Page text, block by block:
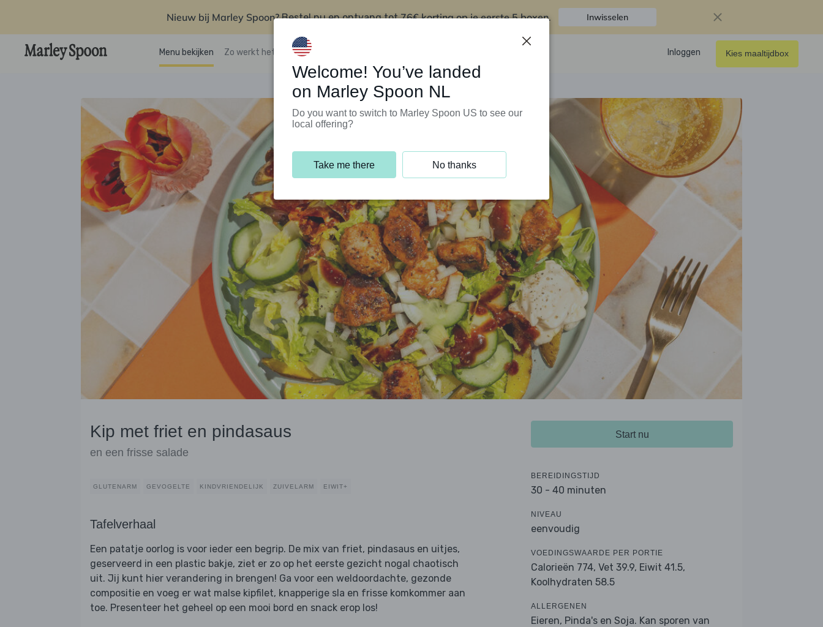
Nieuw bij Marley Spoon?Bestel nu en ontvang tot76€ korting op je eerste 5 boxen. Inwisselen
Menu bekijken Zo werkt het Klantenservice Inloggen Kies maaltijdbox
Kip met friet en pindasaus
en een frisse salade
GLUTENARM GEVOGELTE KINDVRIENDELIJK ZUIVELARM EIWIT+
Tafelverhaal
Een patatje oorlog is voor ieder een begrip. De mix van friet, pindasaus en uitjes,
geserveerd in een plastic bakje, ziet er zo op het eerste gezicht nogal chaotisch
uit. Jij kunt hier verandering in brengen! Ga voor een weldoordachte, gezonde
compositie en voeg er wat malse kipfilet, knapperige sla en frisse komkommer aan
toe. Presenteer het geheel op een mooi bord en snack erop los!
Start nu
BEREIDINGSTIJD
30 - 40 minuten
NIVEAU
eenvoudig
VOEDINGSWAARDE PER PORTIE
Calorieën 774, Vet 39.9, Eiwit 41.5,
Koolhydraten 58.5
ALLERGENEN
Eieren, Pinda's en Soja. Kan sporen van
Welcome! You’ve landed
on Marley Spoon NL
Do you want to switch to Marley Spoon US to see our
local offering?
Take me there No thanks